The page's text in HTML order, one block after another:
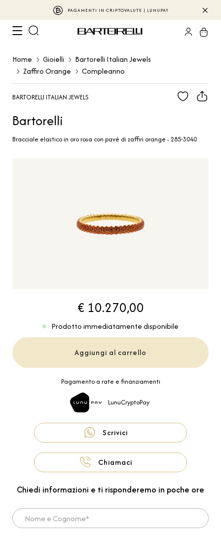
PAGAMENTI IN CRIPTOVALUTE | LUNUPAY
Home Gioielli
Bartorelli Italian Jewels
Zaffiro Orange
Compleanno
BARTORELLI ITALIAN JEWELS
Bartorelli
Bracciale elastico in oro rosa con pavé di zaffiri orange - 285-3040
€ 10.270,00
Prodotto immediatamente disponibile
Aggiungi al carrello
Pagamento a rate e finanziamenti
LunuCryptoPay
Scrivici
Chiamaci
Chiedi informazioni e ti risponderemo in poche ore
Nome e Cognome*